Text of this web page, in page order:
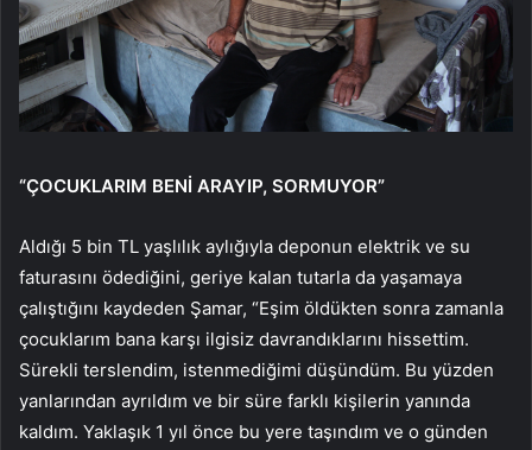
“ÇOCUKLARIM BENİ ARAYIP, SORMUYOR”
Aldığı 5 bin TL yaşlılık aylığıyla deponun elektrik ve su
faturasını ödediğini, geriye kalan tutarla da yaşamaya
çalıştığını kaydeden Şamar, “Eşim öldükten sonra zamanla
çocuklarım bana karşı ilgisiz davrandıklarını hissettim.
Sürekli terslendim, istenmediğimi düşündüm. Bu yüzden
yanlarından ayrıldım ve bir süre farklı kişilerin yanında
kaldım. Yaklaşık 1 yıl önce bu yere taşındım ve o günden